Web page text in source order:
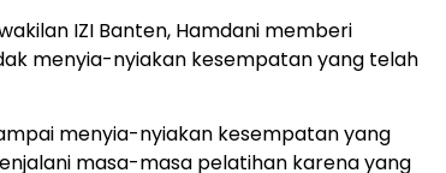
IZI Banten, Hamdani memberi
menyia-nyiakan kesempatan yang telah
menyia-nyiakan kesempatan yang
masa-masa pelatihan karena yang